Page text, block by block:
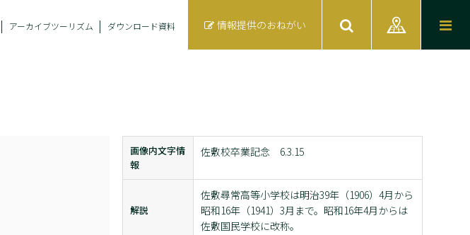
アーカイブツーリズム ダウンロード資料 情報提供のおねがい
画像内文字情
報
佐敷校卒業記念 6.3.15
解説
佐敷尋常高等小学校は明治39年（1906）4月から
昭和16年（1941）3月まで。昭和16年4月からは
佐敷国民学校に改称。